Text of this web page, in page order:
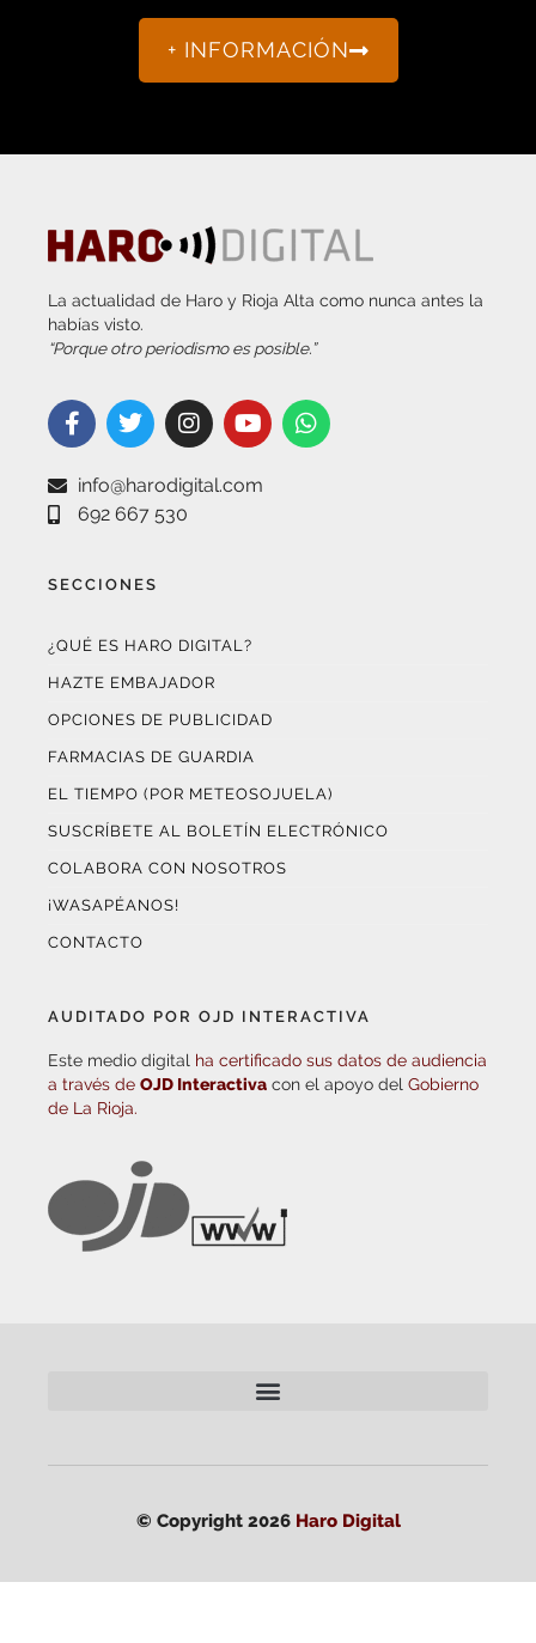
+ INFORMACIÓN
La actualidad de Haro y Rioja Alta como nunca antes la
habías visto.
“Porque otro periodismo es posible.”
info@harodigital.com
692 667 530
SECCIONES
¿QUÉ ES HARO DIGITAL?
HAZTE EMBAJADOR
OPCIONES DE PUBLICIDAD
FARMACIAS DE GUARDIA
EL TIEMPO (POR METEOSOJUELA)
SUSCRÍBETE AL BOLETÍN ELECTRÓNICO
COLABORA CON NOSOTROS
¡WASAPÉANOS!
CONTACTO
AUDITADO POR OJD INTERACTIVA
Este medio digital ha certificado sus datos de audiencia
a través de OJD Interactiva con el apoyo del Gobierno
de La Rioja.
© Copyright 2026 Haro Digital